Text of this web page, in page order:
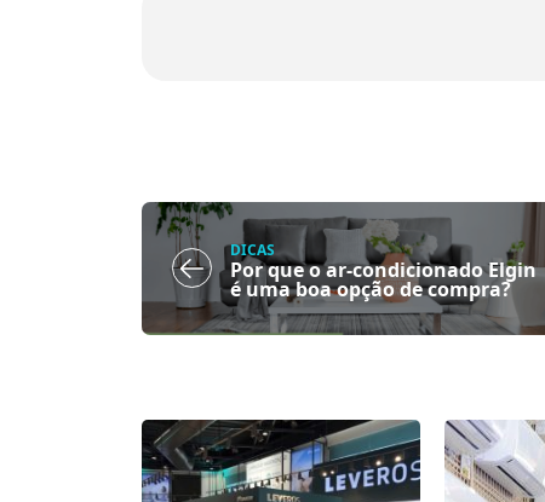
DICAS
Por que o ar-condicionado Elgin
é uma boa opção de compra?